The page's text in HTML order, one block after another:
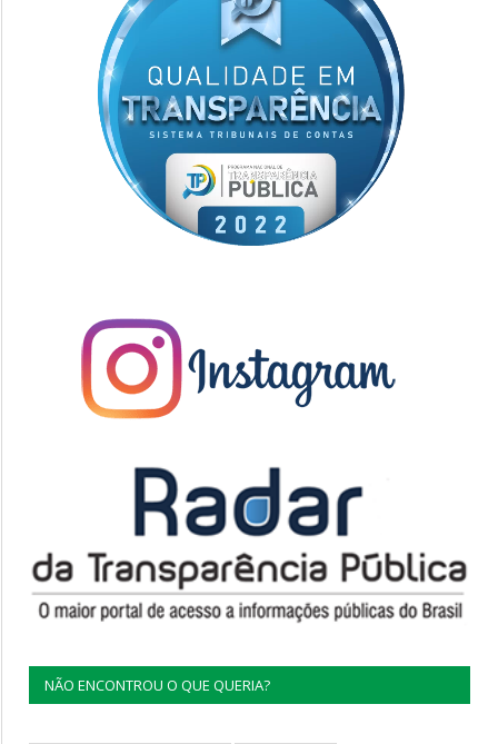
NÃO ENCONTROU O QUE QUERIA?